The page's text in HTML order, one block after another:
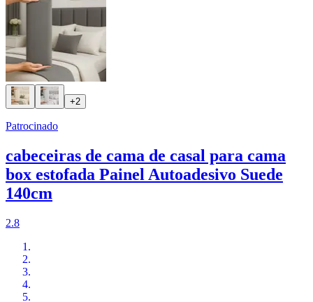
+2
Patrocinado
cabeceiras de cama de casal para cama
box estofada Painel Autoadesivo Suede
140cm
2.8